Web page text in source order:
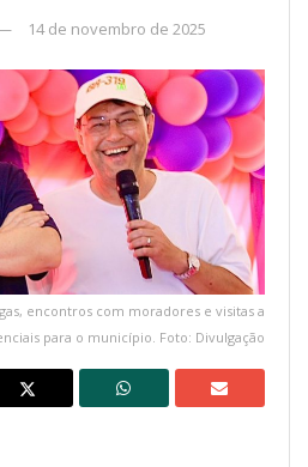
14 de novembro de 2025
encontros com moradores e visitas a
para o município. Foto: Divulgação